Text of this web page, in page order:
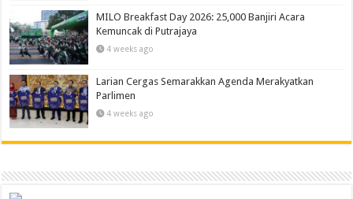
MILO Breakfast Day 2026: 25,000 Banjiri Acara
Kemuncak di Putrajaya
4 weeks ago
Larian Cergas Semarakkan Agenda Merakyatkan
Parlimen
4 weeks ago